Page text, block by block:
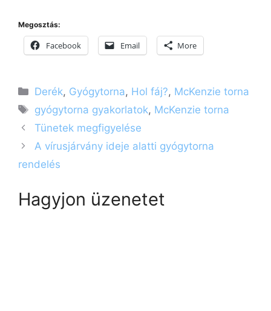
Megosztás:
Facebook Email More
Kategória
Derék, Gyógytorna, Hol fáj?, McKenzie torna
Címkék
gyógytorna gyakorlatok, McKenzie torna
Tünetek megfigyelése
A vírusjárvány ideje alatti gyógytorna
rendelés
Hagyjon üzenetet